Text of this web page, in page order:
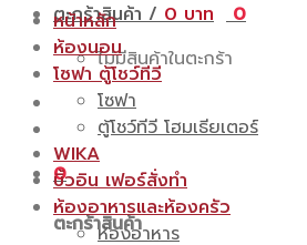
ตะกร้าสินค้า /0
0
ไม่มีสินค้าในตะกร้า
0
ตะกร้าสินค้า
หน้าหลัก
ห้องนอน
โซฟา ตู้โชว์ทีวี
โซฟา
ตู้โชว์ทีวี โฮมเธียเตอร์
WIKA
บิ้วอิน เฟอร์สั่งทำ
ห้องอาหารและห้องครัว
ห้องอาหาร